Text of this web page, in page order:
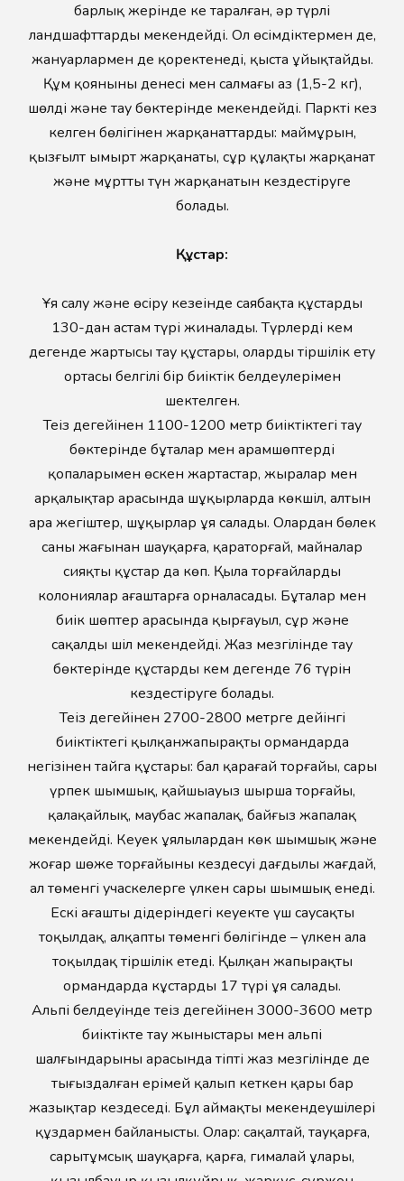
барлық жерінде кең таралған, әр түрлі
ландшафттарды мекендейді. Ол өсімдіктермен де,
жануарлармен де қоректенеді, қыста ұйықтайды.
Құм қоянының денесі мен салмағы аз (1,5-2 кг),
шөлді және тау бөктерінде мекендейді. Парктің кез
келген бөлігінен жарқанаттардың: маймұрын,
қызғылт ымырт жарқанаты, сұр құлақты жарқанат
және мұртты түн жарқанатын кездестіруге
болады.
Құстар:
Ұя салу және өсіру кезеңінде саябақта құстардың
130-дан астам түрі жиналады. Түрлердің кем
дегенде жартысы тау құстары, олардың тіршілік ету
ортасы белгілі бір биіктік белдеулерімен
шектелген.
Теңіз деңгейінен 1100-1200 метр биіктіктегі тау
бөктерінде бұталар мен арамшөптердің
қопаларымен өскен жартастар, жыралар мен
арқалықтар арасында шұңқырларда көкшіл, алтын
ара жегіштер, шұңқырлар ұя салады. Олардан бөлек
саны жағынан шауқарға, қараторғай, майналар
сияқты құстар да көп. Қылаң торғайлардың
колониялар ағаштарға орналасады. Бұталар мен
биік шөптер арасында қырғауыл, сұр және
сақалды шіл мекендейді. Жаз мезгілінде тау
бөктерінде құстардың кем дегенде 76 түрін
кездестіруге болады.
Теңіз деңгейінен 2700-2800 метрге дейінгі
биіктіктегі қылқанжапырақты ормандарда
негізінен тайга құстары: бал қарағай торғайы, сары
үрпек шымшық, қайшыауыз шырша торғайы,
қалақайлық, маубас жапалақ, байғыз жапалақ
мекендейді. Кеуек ұялылардан көк шымшық және
жоңғар шөже торғайының кездесуі дағдылы жағдай,
ал төменгі учаскелерге үлкен сары шымшық енеді.
Ескі ағаштың діңдеріндегі кеуекте үш саусақты
тоқылдақ, алқаптың төменгі бөлігінде – үлкен ала
тоқылдақ тіршілік етеді. Қылқан жапырақты
ормандарда кұстардың 17 түрі ұя салады.
Альпі белдеуінде теңіз деңгейінен 3000-3600 метр
биіктікте тау жыныстары мен альпі
шалғындарының арасында тіпті жаз мезгілінде де
тығыздалған ерімей қалып кеткен қары бар
жазықтар кездеседі. Бұл аймақтың мекендеушілері
құздармен байланысты. Олар: сақалтай, тауқарға,
сарытұмсық шауқарға, қарға, гималай ұлары,